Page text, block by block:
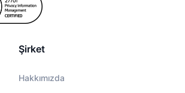
Şirket
Hakkımızda